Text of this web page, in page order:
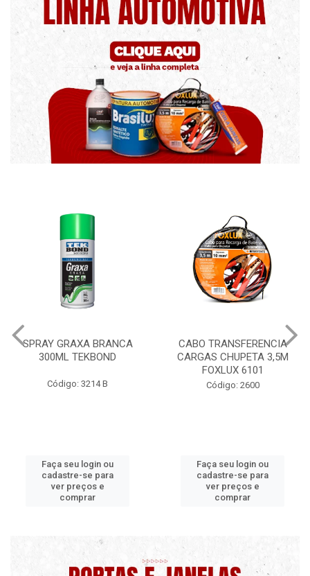
CABO TRANSFERENCIA
CARGAS CHUPETA 3,5M
Código: 2600
Faça seu login ou
cadastre-se para
ver preços e
comprar
CHAVE DE RODA TIPO CRUZ
17X19X21X23 FOX 4513
Código: 2628
Faça seu login ou
cadastre-se para
ver preços e
comprar